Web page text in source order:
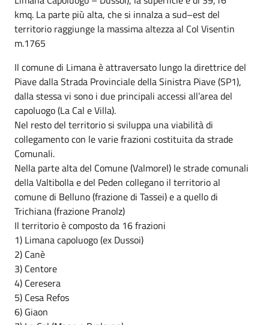
kmq. La parte più alta, che si innalza a sud–est del
territorio raggiunge la massima altezza al Col Visentin
m.1765
Il comune di Limana è attraversato lungo la direttrice del
Piave dalla Strada Provinciale della Sinistra Piave (SP1),
dalla stessa vi sono i due principali accessi all’area del
capoluogo (La Cal e Villa).
Nel resto del territorio si sviluppa una viabilità di
collegamento con le varie frazioni costituita da strade
Comunali.
Nella parte alta del Comune (Valmorel) le strade comunali
della Valtibolla e del Peden collegano il territorio al
comune di Belluno (frazione di Tassei) e a quello di
Trichiana (frazione Pranolz)
Il territorio è composto da 16 frazioni
1) Limana capoluogo (ex Dussoi)
2) Canè
3) Centore
4) Ceresera
5) Cesa Refos
6) Giaon